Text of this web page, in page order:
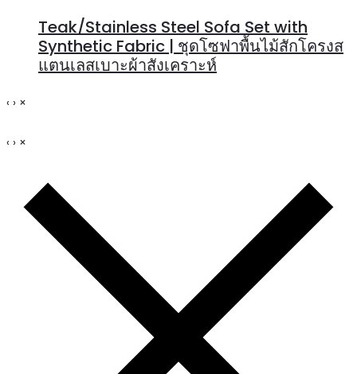
Teak/Stainless Steel Sofa Set with
Synthetic Fabric | ชุดโซฟาพื้นไม้สักโครงส
แตนเลสเบาะผ้าสังเคราะห์
‹ › ×
‹ › ×